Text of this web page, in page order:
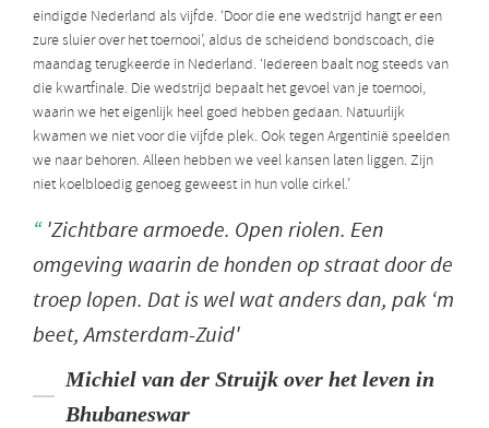
eindigde Nederland als vijfde. ‘Door die ene wedstrijd hangt er een
zure sluier over het toernooi’, aldus de scheidend bondscoach, die
maandag terugkeerde in Nederland. ‘Iedereen baalt nog steeds van
die kwartfinale. Die wedstrijd bepaalt het gevoel van je toernooi,
waarin we het eigenlijk heel goed hebben gedaan. Natuurlijk
kwamen we niet voor die vijfde plek. Ook tegen Argentinië speelden
we naar behoren. Alleen hebben we veel kansen laten liggen. Zijn
niet koelbloedig genoeg geweest in hun volle cirkel.’
'Zichtbare armoede. Open riolen. Een
omgeving waarin de honden op straat door de
troep lopen. Dat is wel wat anders dan, pak ‘m
beet, Amsterdam-Zuid'
Michiel van der Struijk over het leven in
Bhubaneswar